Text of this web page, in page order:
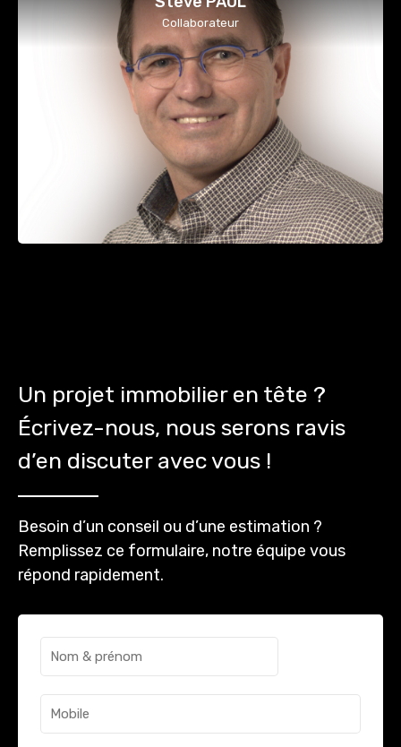
Collaborateur
Un projet immobilier en tête ?
Écrivez-nous, nous serons ravis
d’en discuter avec vous !
Besoin d’un conseil ou d’une estimation ?
Remplissez ce formulaire, notre équipe vous
répond rapidement.